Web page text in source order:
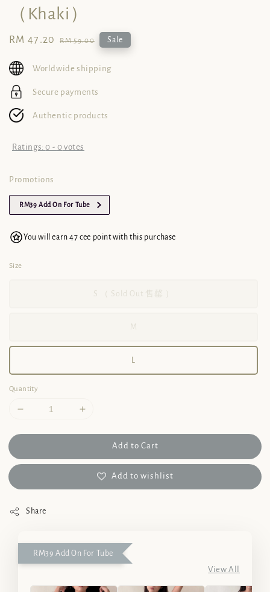
（Khaki）
Sale
RM 47.20 Regular
RM 59.00 Sale
Worldwide shipping
Secure payments
Authentic products
Ratings:0 - 0 votes
Promotions
RM39 Add On For Tube
You will earn 47 cee point with this purchase
Size
S （ Sold Out 售罄 ）
M
L
Quantity
Add to Cart
Add to wishlist
Share
RM39 Add On For Tube
View All